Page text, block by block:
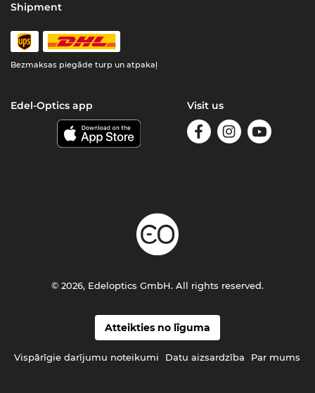
Shipment
Bezmaksas piegāde turp un atpakaļ
Edel-Optics app Visit us
Atteikties no līguma
Vispārīgie darījumu noteikumi Datu aizsardzība Par mums
© 2026, Edeloptics GmbH. All rights reserved.